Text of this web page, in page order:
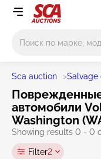
Sca auction >Salvage
автомобили
Washington
Showing results 0 - 0
Filter2